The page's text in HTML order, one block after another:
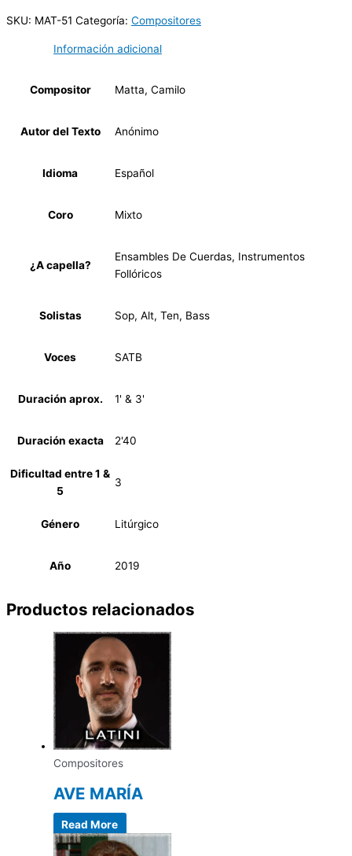
SKU: MAT-51 Categoría: Compositores
Información adicional
Compositor Matta, Camilo
Autor del Texto Anónimo
Idioma Español
Coro Mixto
¿A capella?
Ensambles De Cuerdas, Instrumentos
Follóricos
Solistas Sop, Alt, Ten, Bass
Voces SATB
Duración aprox. 1' & 3'
Duración exacta 2'40
Dificultad entre 1 &
5
3
Género Litúrgico
Año 2019
Productos relacionados
Compositores
AVE MARÍA
Read More